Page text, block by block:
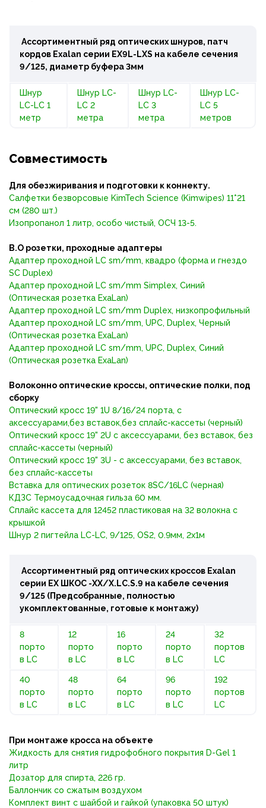
Ассортиментный ряд оптических шнуров, патч
кордов Exalan серии EX9L-LХS на кабеле сечения
9/125, диаметр буфера 3мм
Шнур
LC-LC 1
метр
Шнур LC-
LC 2
метра
Шнур LC-
LC 3
метра
Шнур LC-
LC 5
метров
Совместимость
Для обезжиривания и подготовки к коннекту.
Салфетки безворсовые KimTech Science (Kimwipes) 11*21
см (280 шт.)
Изопропанол 1 литр, особо чистый, ОСЧ 13-5.
В.О розетки, проходные адаптеры
Адаптер проходной LС sm/mm, квадро (форма и гнездо
SC Duplex)
Адаптер проходной LC sm/mm Simplex, Синий
(Оптическая розетка ExaLan)
Адаптер проходной LC sm/mm Duplex, низкопрофильный
Адаптер проходной LC sm/mm, UPC, Duplex, Черный
(Оптическая розетка ExaLan)
Адаптер проходной LC sm/mm, UPC, Duplex, Синий
(Оптическая розетка ExaLan)
Волоконно оптические кроссы, оптические полки, под
сборку
Оптический кросс 19" 1U 8/16/24 порта, с
аксессуарами,без вставок,без сплайс-кассеты (черный)
Оптический кросс 19" 2U с аксессуарами, без вставок, без
сплайс-кассеты (черный)
Оптический кросс 19" 3U - с аксессуарами, без вставок,
без сплайс-кассеты
Вставка для оптических розеток 8SC/16LC (черная)
КДЗС Термоусадочная гильза 60 мм.
Сплайс кассета для 12452 пластиковая на 32 волокна с
крышкой
Шнур 2 пигтейла LC-LC, 9/125, OS2, 0.9мм, 2x1м
Ассортиментный ряд оптических кроссов Exalan
серии ЕХ ШКОС -ХХ/Х.LC.S.9 на кабеле сечения
9/125 (Предсобранные, полностью
укомплектованные, готовые к монтажу)
8
порто
в LC
12
порто
в LC
16
порто
в LC
24
порто
в LC
32
портов
LC
40
порто
в LC
48
порто
в LC
64
порто
в LC
96
порто
в LC
192
портов
LC
При монтаже кросса на объекте
Жидкость для снятия гидрофобного покрытия D-Gel 1
литр
Дозатор для спирта, 226 гр.
Баллончик со сжатым воздухом
Комплект винт с шайбой и гайкой (упаковка 50 штук)